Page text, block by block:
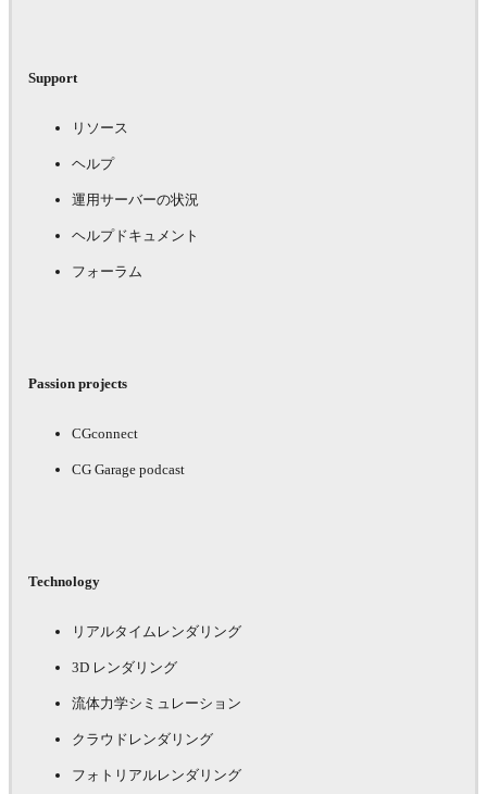
Support
リソース
ヘルプ
運用サーバーの状況
ヘルプドキュメント
フォーラム
Passion projects
CGconnect
CG Garage podcast
Technology
リアルタイムレンダリング
3D レンダリング
流体力学シミュレーション
クラウドレンダリング
フォトリアルレンダリング